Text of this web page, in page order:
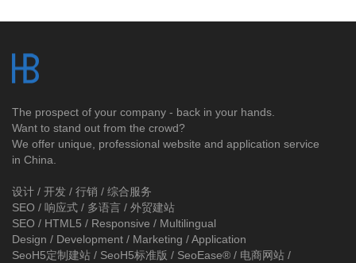
The prospect of your company - back in your hands.
Want to stand out from the crowd?
We offer unique, professional website and application service
in China.
设计 / 开发 / 行销 / 综合服务
SEO / 响应式 / 多语言 / 外贸建站
SEO / HTML5 / Responsive / Multilingual
Design / Development / Marketing / Application
SeoH5定制建站 / SeoH5标准版 / SeoEase® / 电商网站 /